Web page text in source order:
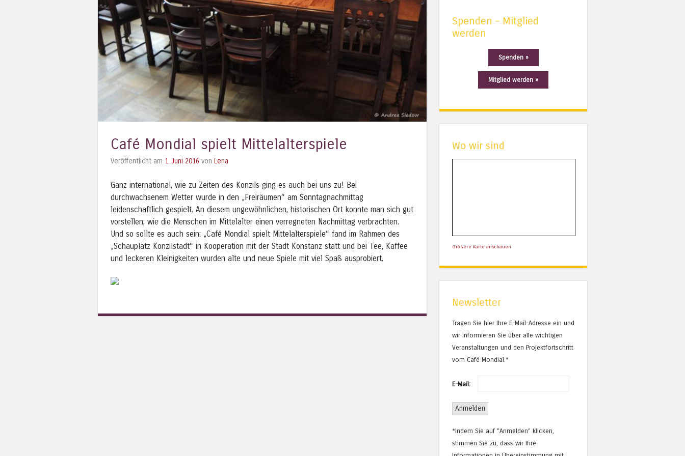
Café Mondial spielt Mittelalterspiele
Veröffentlicht am 1. Juni 2016 von Lena
Ganz international, wie zu Zeiten des Konzils ging es auch bei uns zu! Bei
durchwachsenem Wetter wurde in den „Freiräumen“ am Sonntagnachmittag
leidenschaftlich gespielt. An diesem ungewöhnlichen, historischen Ort konnte man sich gut
vorstellen, wie die Menschen im Mittelalter einen verregneten Nachmittag verbrachten.
Und so sollte es auch sein: „Café Mondial spielt Mittelalterspiele“ fand im Rahmen des
„Schauplatz Konzilstadt“ in Kooperation mit der Stadt Konstanz statt und bei Tee, Kaffee
und leckeren Kleinigkeiten wurden alte und neue Spiele mit viel Spaß ausprobiert.
Spenden – Mitglied
werden
Spenden »
Mitglied werden »
Wo wir sind
Größere Karte anschauen
Newsletter
Tragen Sie hier Ihre E-Mail-Adresse ein und
wir informieren Sie über alle wichtigen
Veranstaltungen und den Projektfortschritt
vom Café Mondial.*
E-Mail:
*Indem Sie auf "Anmelden" klicken,
stimmen Sie zu, dass wir Ihre